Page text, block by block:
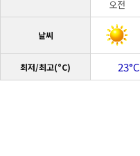
오전
날씨
최저/최고(°C) 23°C